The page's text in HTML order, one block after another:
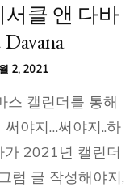
클 앤 다바
2, 2021
스 캘린더를 통해
야지…써야지..하
가 2021년 캘린더
럼 글 작성해야지,